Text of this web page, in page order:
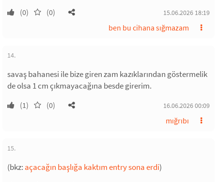
(0) (0) 15.06.2026 18:19
ben bu cihana sığmazam
14.
savaş bahanesi ile bize giren zam kazıklarından göstermelik
de olsa 1 cm çıkmayacağına besde girerim.
(1) (0) 16.06.2026 00:09
mığrıbı
15.
(bkz: açacağın başlığa kaktım entry sona erdi)